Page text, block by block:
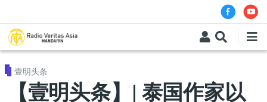
壹明头条
【壹明头条】| 泰国作家以